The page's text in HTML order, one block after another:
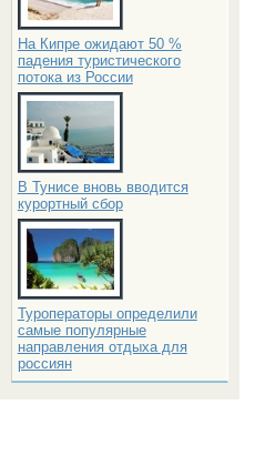
На Кипре ожидают 50 %
падения туристического
потока из России
В Тунисе вновь вводится
курортный сбор
Туроператоры определили
самые популярные
направления отдыха для
россиян